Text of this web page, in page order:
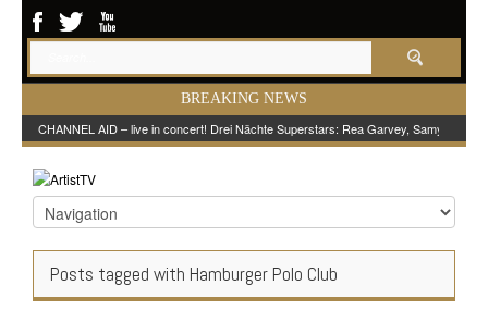
BREAKING NEWS
CHANNEL AID – live in concert! Drei Nächte Superstars: Rea Garvey, Samy
Posts tagged with Hamburger Polo Club